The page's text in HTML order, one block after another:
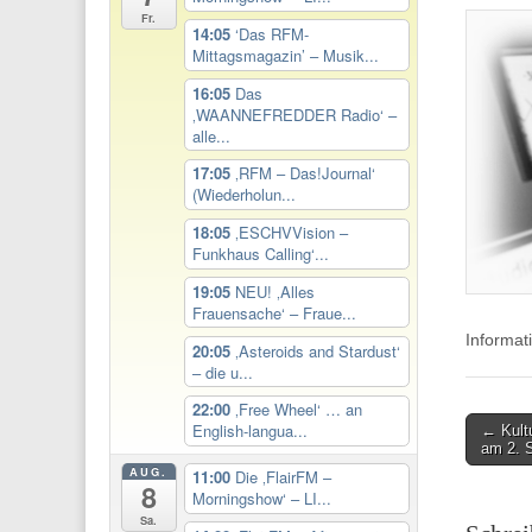
Post
←
am 2.
Fr.
14:05 ‘Das RFM-
Mittagsmagazin’ – Musik...
16:05 Das
‚WAANNEFREDDER Radio‘ –
alle...
17:05 ‚RFM – Das!Journal‘
(Wiederholun...
18:05 ‚ESCHVVision –
Funkhaus Calling‘...
19:05 NEU! ‚Alles
Frauensache‘ – Fraue...
20:05 ‚Asteroids and Stardust‘
– die u...
22:00 ‚Free Wheel‘ … an
English-langua...
AUG.
8
Sa.
11:00 Die ‚FlairFM –
Morningshow‘ – LI...